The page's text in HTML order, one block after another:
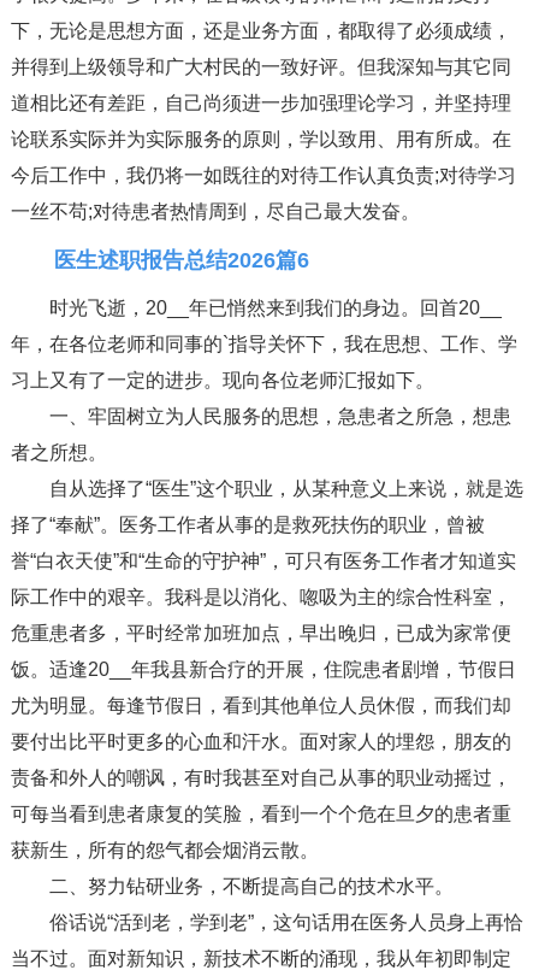
下，无论是思想方面，还是业务方面，都取得了必须成绩，
并得到上级领导和广大村民的一致好评。但我深知与其它同
道相比还有差距，自己尚须进一步加强理论学习，并坚持理
论联系实际并为实际服务的原则，学以致用、用有所成。在
今后工作中，我仍将一如既往的对待工作认真负责;对待学习
一丝不苟;对待患者热情周到，尽自己最大发奋。
医生述职报告总结2026篇6
时光飞逝，20__年已悄然来到我们的身边。回首20__
年，在各位老师和同事的`指导关怀下，我在思想、工作、学
习上又有了一定的进步。现向各位老师汇报如下。
一、牢固树立为人民服务的思想，急患者之所急，想患
者之所想。
自从选择了“医生”这个职业，从某种意义上来说，就是选
择了“奉献”。医务工作者从事的是救死扶伤的职业，曾被
誉“白衣天使”和“生命的守护神”，可只有医务工作者才知道实
际工作中的艰辛。我科是以消化、唿吸为主的综合性科室，
危重患者多，平时经常加班加点，早出晚归，已成为家常便
饭。适逢20__年我县新合疗的开展，住院患者剧增，节假日
尤为明显。每逢节假日，看到其他单位人员休假，而我们却
要付出比平时更多的心血和汗水。面对家人的埋怨，朋友的
责备和外人的嘲讽，有时我甚至对自己从事的职业动摇过，
可每当看到患者康复的笑脸，看到一个个危在旦夕的患者重
获新生，所有的怨气都会烟消云散。
二、努力钻研业务，不断提高自己的技术水平。
俗话说“活到老，学到老”，这句话用在医务人员身上再恰
当不过。面对新知识，新技术不断的涌现，我从年初即制定